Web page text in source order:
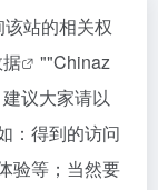
站的相关权
""Chinaz
议大家请以
：得到的访问
验等；当然要